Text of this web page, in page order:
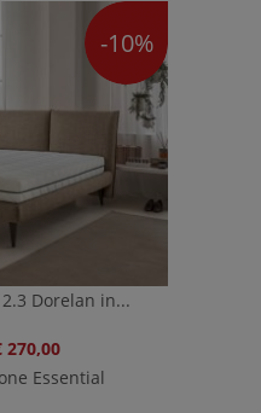
-10%
Dorelan in...
270,00
Essential